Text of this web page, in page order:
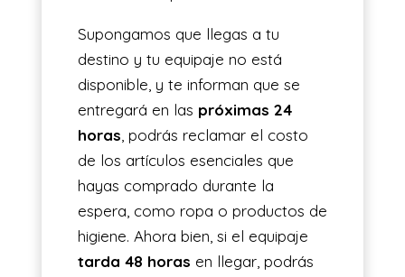
Supongamos que llegas a tu
destino y tu equipaje no está
disponible, y te informan que se
entregará en las próximas 24
horas, podrás reclamar el costo
de los artículos esenciales que
hayas comprado durante la
espera, como ropa o productos de
higiene. Ahora bien, si el equipaje
tarda 48 horas en llegar, podrás